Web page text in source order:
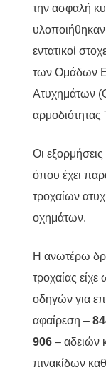
την ασφαλή
εντατικοί
των Ομάδων
Ατυχημάτων
Οι
όπου έχει
τροχαίων
οχημάτων.
Η ανωτέρω
τροχαίας
οδηγών για
αφαίρεση –
906 – αδειών
πινακίδων